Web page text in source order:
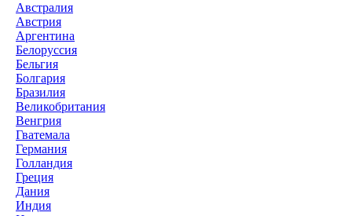
Австралия
Австрия
Аргентина
Белоруссия
Бельгия
Болгария
Бразилия
Великобритания
Венгрия
Гватемала
Германия
Голландия
Греция
Дания
Индия